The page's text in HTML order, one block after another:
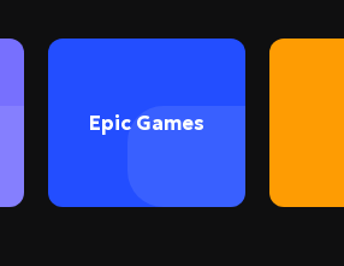
Epic Games